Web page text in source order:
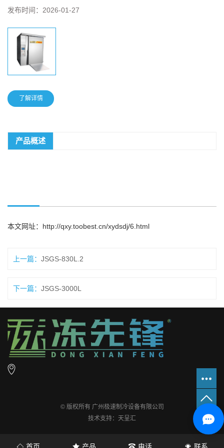
发布时间： 2026-01-27
了解详情
产品概述
本文网址： http://qxy.toobest.cn/xydsdj/6.html
上一篇： JSGS-830L.2
下一篇： JSGS-3000L
© 版权所有 广州极速制冷设备有限公司
技术支持：天呈汇